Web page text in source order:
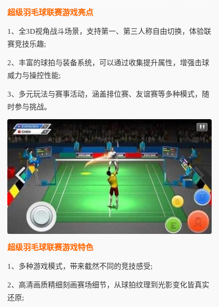
超级羽毛球联赛游戏亮点
1、全3D视角战斗场景，支持第一、第三人称自由切换，体验联
赛竞技乐趣;
2、丰富的球拍与装备系统，可以通过收集提升属性，增强击球
威力与操控性能;
3、多元玩法与赛事活动，涵盖排位赛、友谊赛等多种模式，随
时参与挑战。
超级羽毛球联赛游戏特色
1、多种游戏模式，带来截然不同的竞技感受;
2、高清画质精细刻画赛场细节，从球拍纹理到光影变化皆真实
还原;